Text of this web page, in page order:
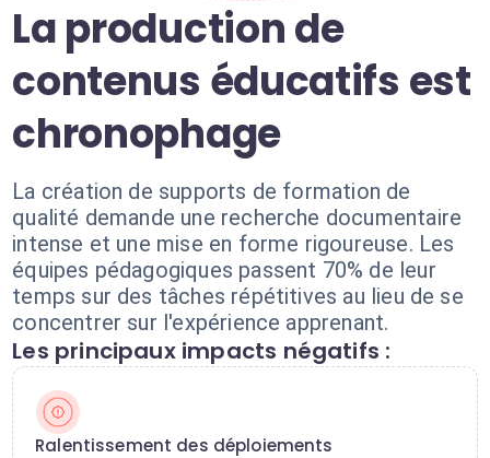
La production de
contenus éducatifs est
chronophage
La création de supports de formation de
qualité demande une recherche documentaire
intense et une mise en forme rigoureuse. Les
équipes pédagogiques passent 70% de leur
temps sur des tâches répétitives au lieu de se
concentrer sur l'expérience apprenant.
Les principaux impacts négatifs :
Ralentissement des déploiements